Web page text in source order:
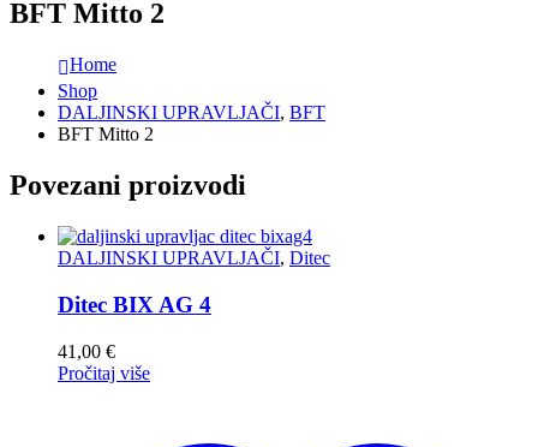
BFT Mitto 2
Home
Shop
DALJINSKI UPRAVLJAČI, BFT
BFT Mitto 2
Povezani proizvodi
DALJINSKI UPRAVLJAČI, Ditec
Ditec BIX AG 4
41,00 €
Pročitaj više